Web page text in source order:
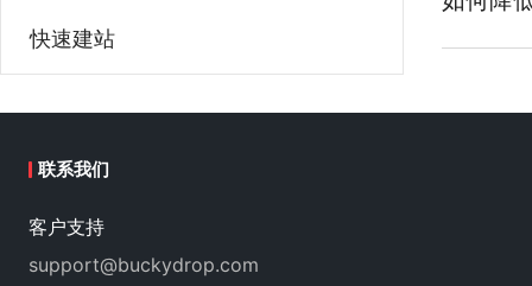
快速建站
联系我们
客户支持
support@buckydrop.com